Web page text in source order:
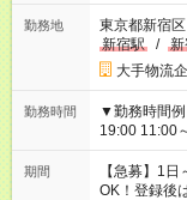
勤務地
東京都新宿区
新宿駅
/
大手物流
勤務時間
▼勤務時間例▼ 8:30～17:30 9:00～17:00 9:00～18:00
19:00 11:00
22:00～31:00 上記以外にもシフトパターンあり！ 短時間
もご紹介で
せてお仕事
期間
【急募】1
OK！登録後